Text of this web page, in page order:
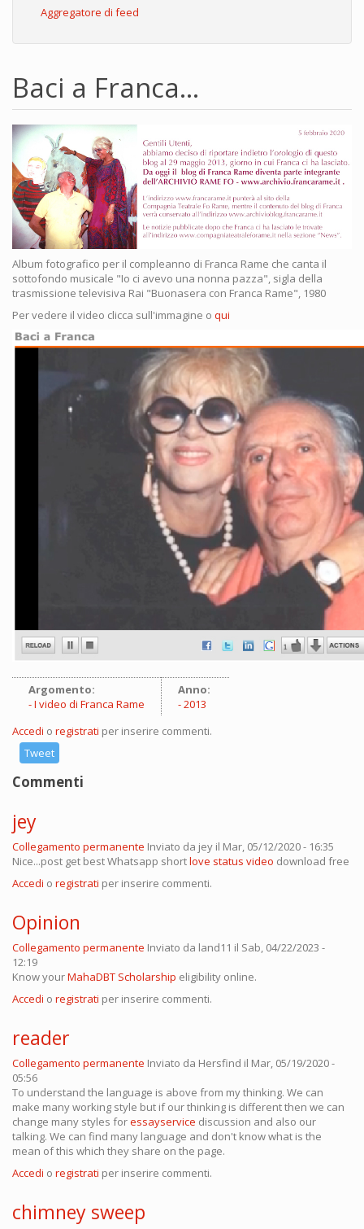
Aggregatore di feed
Baci a Franca...
Album fotografico per il compleanno di Franca Rame che canta il
sottofondo musicale "Io ci avevo una nonna pazza", sigla della
trasmissione televisiva Rai "Buonasera con Franca Rame", 1980
Per vedere il video clicca sull'immagine o qui
Argomento:
I video di Franca Rame
Anno:
2013
Accedi o registrati per inserire commenti.
Tweet
Commenti
jey
Collegamento permanente Inviato da jey il Mar, 05/12/2020 - 16:35
Nice...post get best Whatsapp shortlove status video download free
Accedi o registrati per inserire commenti.
Opinion
Collegamento permanente Inviato da land11 il Sab, 04/22/2023 -
12:19
Know yourMahaDBT Scholarship eligibility online.
Accedi o registrati per inserire commenti.
reader
Collegamento permanente Inviato da Hersfind il Mar, 05/19/2020 -
05:56
To understand the language is above from my thinking. We can
make many working style but if our thinking is different then we can
change many styles foressayservice discussion and also our
talking. We can find many language and don't know what is the
mean of this which they share on the page.
Accedi o registrati per inserire commenti.
chimney sweep